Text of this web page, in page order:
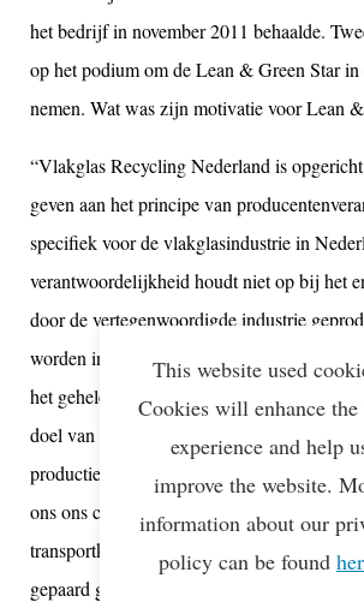
het bedrijf in november 2011 behaalde.
op het podium om de Lean & Green Star in
nemen. Wat was zijn motivatie voor Lean
“Vlakglas Recycling Nederland is
geven aan het principe van
specifiek voor de vlakglasindustrie in
verantwoordelijkheid houdt niet op bij het
door de vertegenwoordigde industrie
worden ingezameld.
het gehele proces van duurzaam
doel van vlakglasrecycling is om de CO2
productie van nieuw glas te verlagen.
ons ons ca. 85.000 ton vlakglasafval
transportkilometers nodig. De CO2 uitstoot
gepaard gaat willen wij ook zo laag
This website used
Cookies will enhance the
experience and help
improve the website.
information about our
policy can be found